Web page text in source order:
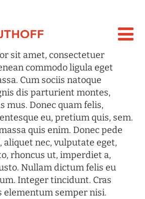
sit amet, consectetuer
commodo ligula eget
Cum sociis natoque
dis parturient montes,
mus. Donec quam felis,
eu, pretium quis, sem.
quis enim. Donec pede
aliquet nec, vulputate eget,
rhoncus ut, imperdiet a,
Nullam dictum felis eu
Integer tincidunt. Cras
elementum semper nisi.